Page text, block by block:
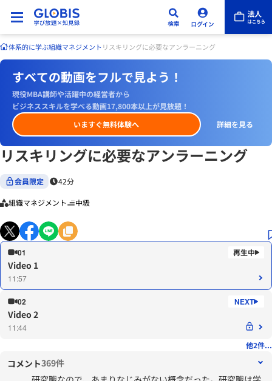
体系的に学ぶ組織マネジメントリスキリングに必要なアンラーニング
すべての動画をフルで見よう！
現役MBA講師や活躍中の経営者から
ビジネススキルを学べる動画17,800本以上が見放題！
いますぐ無料体験へ
詳細を見る
リスキリングに必要なアンラーニング
会員限定 42分
組織マネジメント 中級
01
Video 1
11:57
02
Video 2
11:44
他2件...
コメント369件